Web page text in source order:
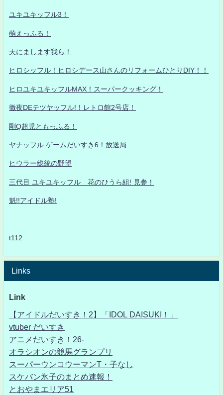
ユキユキッフル3！
萌えっふる！
天にまします我ら！
ヒロシッフル！ヒロシデース山さんのリフォームひとりDIY！！
ヒロユキユキッフルMAX！スーパークッキング！
徹夜DEテツヤッフル!！レトロ館2号店！
剛Q超児ともっふる！
ヤナッフル ゲームだいすき6！放送局
ヒウラー総統の野望
三代目 ユキユキッフル 花のひうら組! 見参！
魁!!アイドル塾!
t112
Links
Link
【アイドルだいすき！2】「IDOL DAISUKI！」
vtuber だいすき
アニメだいすき！26-
オラシオンの競馬グランプリ
スーパーウンコウーマンT・子なし
スケバン氷子のまとめ速報！
とおやまエリア51